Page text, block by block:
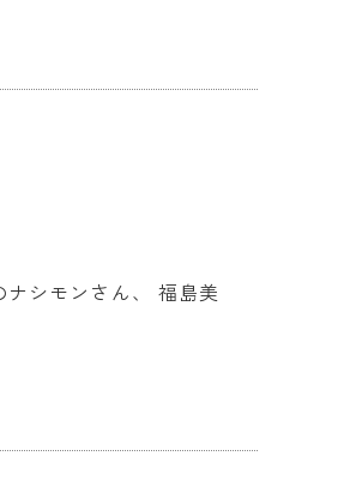
ナシモンさん、 福島美